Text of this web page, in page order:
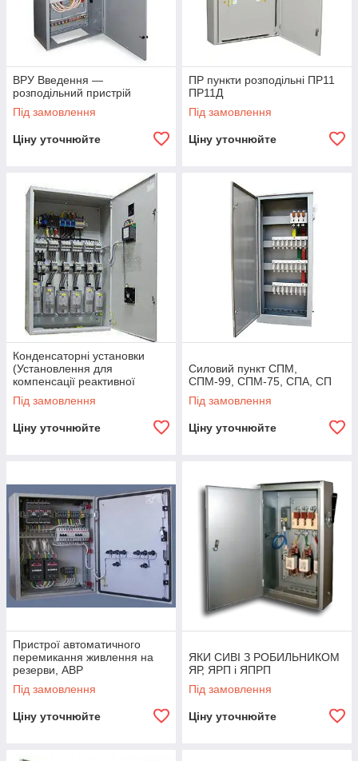
ВРУ Введення —
розподільний пристрій
Під замовлення
Ціну уточнюйте
ПР пункти розподільні ПР11
ПР11Д
Під замовлення
Ціну уточнюйте
Конденсаторні установки
(Установлення для
компенсації реактивної
потужності УКРМ (АКУ))
Під замовлення
Ціну уточнюйте
Силовий пункт СПМ,
СПМ-99, СПМ-75, СПА, СП
Під замовлення
Ціну уточнюйте
Пристрої автоматичного
перемикання живлення на
резерви, АВР
Під замовлення
Ціну уточнюйте
ЯКИ СИВІ З РОБИЛЬНИКОМ
ЯР, ЯРП і ЯПРП
Під замовлення
Ціну уточнюйте